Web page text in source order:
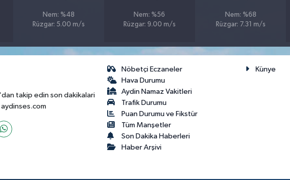
Nem: %48
Rüzgar: 5.00 m/s
Nem: %56
Rüzgar: 9.00 m/s
Nem: %68
Rüzgar: 7.31 m/s
takip edin son dakikalari
aydinses.com
Nöbetçi Eczaneler
Hava Durumu
Aydin Namaz Vakitleri
Trafik Durumu
Puan Durumu ve Fikstür
Tüm Manşetler
Son Dakika Haberleri
Haber Arşivi
Künye